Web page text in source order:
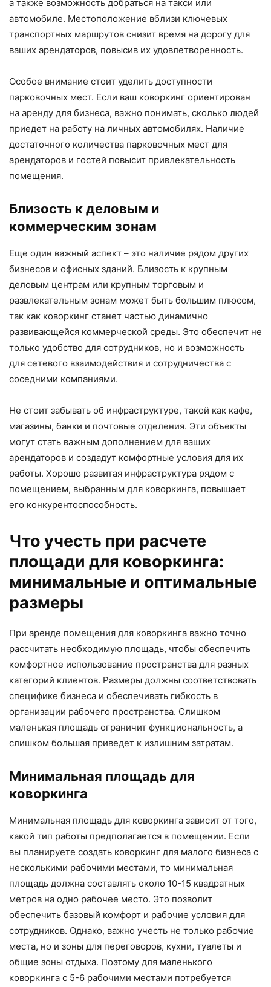
а также возможность добраться на такси или
автомобиле. Местоположение вблизи ключевых
транспортных маршрутов снизит время на дорогу для
ваших арендаторов, повысив их удовлетворенность.
Особое внимание стоит уделить доступности
парковочных мест. Если ваш коворкинг ориентирован
на аренду для бизнеса, важно понимать, сколько людей
приедет на работу на личных автомобилях. Наличие
достаточного количества парковочных мест для
арендаторов и гостей повысит привлекательность
помещения.
Близость к деловым и
коммерческим зонам
Еще один важный аспект – это наличие рядом других
бизнесов и офисных зданий. Близость к крупным
деловым центрам или крупным торговым и
развлекательным зонам может быть большим плюсом,
так как коворкинг станет частью динамично
развивающейся коммерческой среды. Это обеспечит не
только удобство для сотрудников, но и возможность
для сетевого взаимодействия и сотрудничества с
соседними компаниями.
Не стоит забывать об инфраструктуре, такой как кафе,
магазины, банки и почтовые отделения. Эти объекты
могут стать важным дополнением для ваших
арендаторов и создадут комфортные условия для их
работы. Хорошо развитая инфраструктура рядом с
помещением, выбранным для коворкинга, повышает
его конкурентоспособность.
Что учесть при расчете
площади для коворкинга:
минимальные и оптимальные
размеры
При аренде помещения для коворкинга важно точно
рассчитать необходимую площадь, чтобы обеспечить
комфортное использование пространства для разных
категорий клиентов. Размеры должны соответствовать
специфике бизнеса и обеспечивать гибкость в
организации рабочего пространства. Слишком
маленькая площадь ограничит функциональность, а
слишком большая приведет к излишним затратам.
Минимальная площадь для
коворкинга
Минимальная площадь для коворкинга зависит от того,
какой тип работы предполагается в помещении. Если
вы планируете создать коворкинг для малого бизнеса с
несколькими рабочими местами, то минимальная
площадь должна составлять около 10-15 квадратных
метров на одно рабочее место. Это позволит
обеспечить базовый комфорт и рабочие условия для
сотрудников. Однако, важно учесть не только рабочие
места, но и зоны для переговоров, кухни, туалеты и
общие зоны отдыха. Поэтому для маленького
коворкинга с 5-6 рабочими местами потребуется